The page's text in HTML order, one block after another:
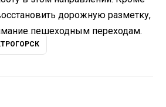
дорожную разметку,
пешеходным переходам.